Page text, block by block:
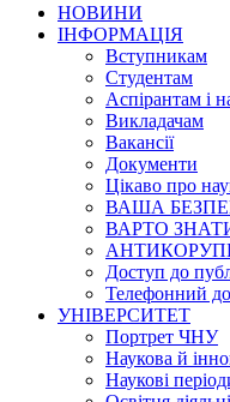
НОВИНИ
ІНФОРМАЦІЯ
Вступникам
Студентам
Аспірантам і
Викладачам
Вакансії
Документи
Цікаво про
ВАША
ВАРТО
Доступ до
Телефонний
УНІВЕРСИТЕТ
Портрет ЧНУ
Наукова й
Наукові